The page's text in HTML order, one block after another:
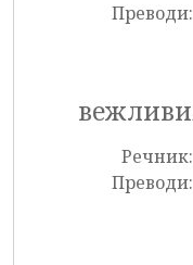
Преводи:
Речник:
Преводи: